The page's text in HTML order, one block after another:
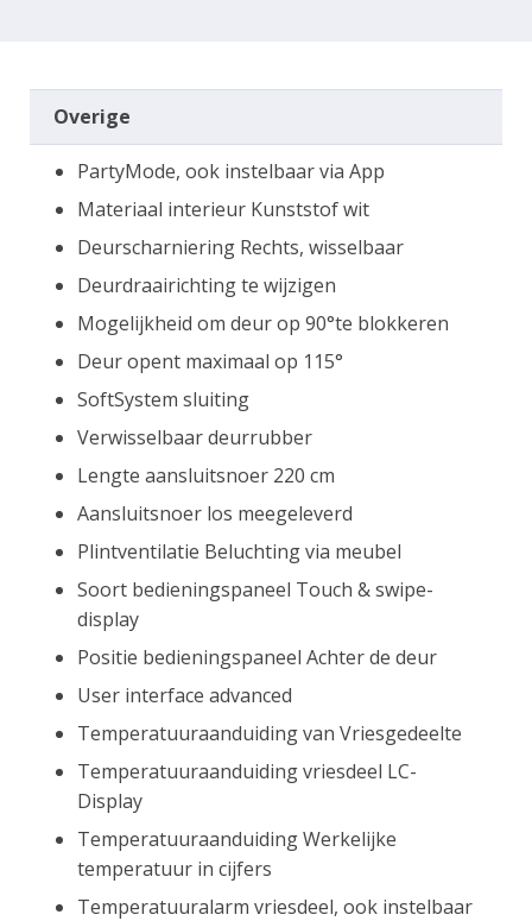
Overige
PartyMode, ook instelbaar via App
Materiaal interieur Kunststof wit
Deurscharniering Rechts, wisselbaar
Deurdraairichting te wijzigen
Mogelijkheid om deur op 90°te blokkeren
Deur opent maximaal op 115°
SoftSystem sluiting
Verwisselbaar deurrubber
Lengte aansluitsnoer 220 cm
Aansluitsnoer los meegeleverd
Plintventilatie Beluchting via meubel
Soort bedieningspaneel Touch & swipe-
display
Positie bedieningspaneel Achter de deur
User interface advanced
Temperatuuraanduiding van Vriesgedeelte
Temperatuuraanduiding vriesdeel LC-
Display
Temperatuuraanduiding Werkelijke
temperatuur in cijfers
Temperatuuralarm vriesdeel, ook instelbaar